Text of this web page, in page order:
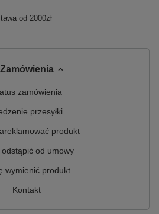
od 2000zł
Zamówienia
zamówienia
przesyłki
produkt
od umowy
wymienić produkt
Kontakt